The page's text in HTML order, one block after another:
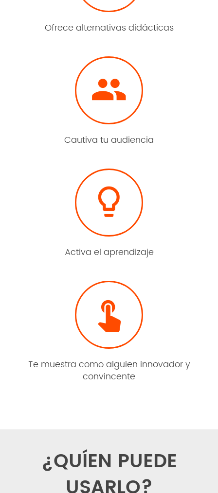
Ofrece alternativas didácticas

Cautiva tu audiencia

Activa el aprendizaje

Te muestra como alguien innovador y
convincente
¿QUÍEN PUEDE